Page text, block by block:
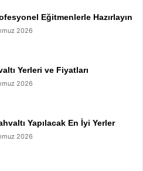
Eğitmenlerle Hazırlayın
2026
Yerleri ve Fiyatları
2026
Yapılacak En İyi Yerler
2026